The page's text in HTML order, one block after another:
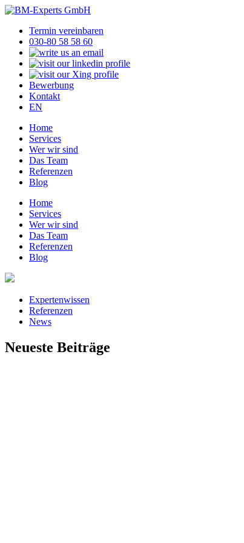
Termin vereinbaren
030-80 58 58 60
Bewerbung
Kontakt
EN
Home
Services
Wer wir sind
Das Team
Referenzen
Blog
Home
Services
Wer wir sind
Das Team
Referenzen
Blog
Expertenwissen
Referenzen
News
Neueste Beiträge